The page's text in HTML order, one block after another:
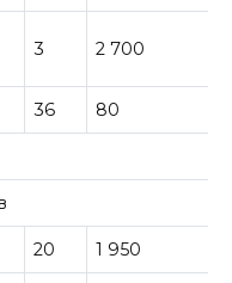
3 2 700
36 80
20 1 950